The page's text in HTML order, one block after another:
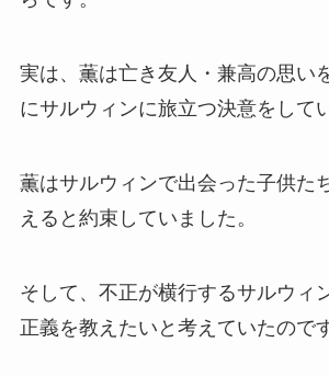
実は、薫は亡き友人・兼高の思い
にサルウィンに旅立つ決意をして
薫はサルウィンで出会った子供た
えると約束していました。
そして、不正が横行するサルウィ
正義を教えたいと考えていたのです